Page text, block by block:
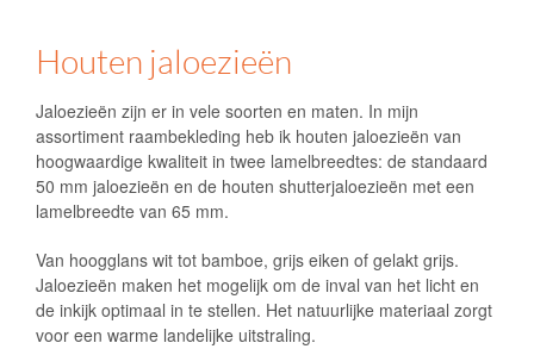
Houten jaloezieën
Jaloezieën zijn er in vele soorten en maten. In mijn
assortiment raambekleding heb ik houten jaloezieën van
hoogwaardige kwaliteit in twee lamelbreedtes: de standaard
50 mm jaloezieën en de houten shutterjaloezieën met een
lamelbreedte van 65 mm.
Van hoogglans wit tot bamboe, grijs eiken of gelakt grijs.
Jaloezieën maken het mogelijk om de inval van het licht en
de inkijk optimaal in te stellen. Het natuurlijke materiaal zorgt
voor een warme landelijke uitstraling.